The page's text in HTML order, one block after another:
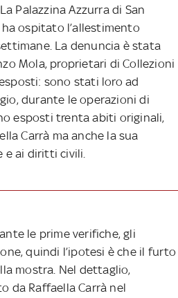
Palazzina Azzurra di San
ospitato l’allestimento
La denuncia è stata
Mola, proprietari di Collezioni
sono stati loro ad
durante le operazioni di
esposti trenta abiti originali,
Carrà ma anche la sua
e ai diritti civili.
le prime verifiche, gli
quindi l’ipotesi è che il furto
mostra. Nel dettaglio,
da Raffaella Carrà nel